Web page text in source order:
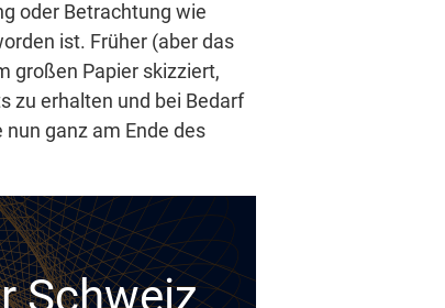
oder Betrachtung wie
ist. Früher (aber das
großen Papier skizziert,
zu erhalten und bei Bedarf
ganz am Ende des
Schweiz